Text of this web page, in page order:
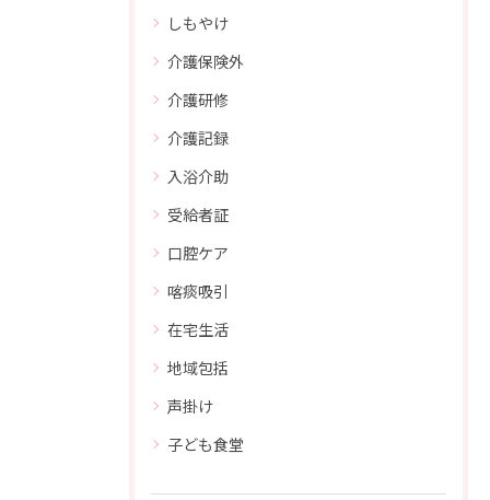
しもやけ
介護保険外
介護研修
介護記録
入浴介助
受給者証
口腔ケア
喀痰吸引
在宅生活
地域包括
声掛け
子ども食堂